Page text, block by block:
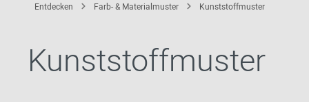
Entdecken Farb- & Materialmuster Kunststoffmuster
Kunststoffmuster